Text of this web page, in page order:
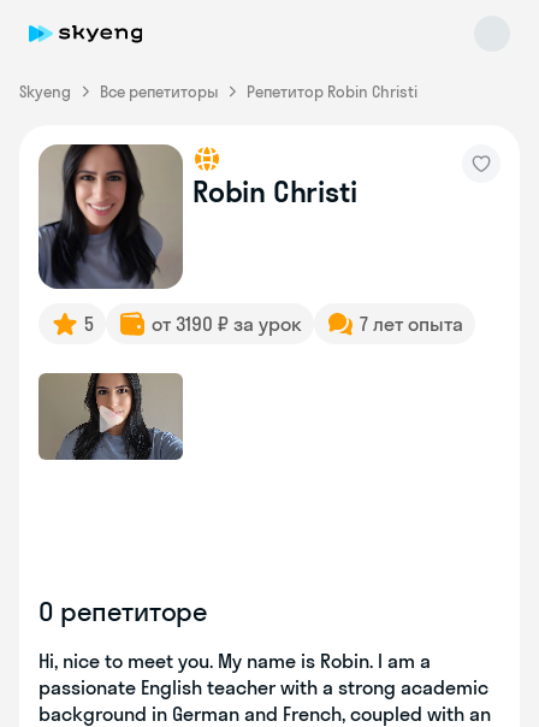
Skyeng Все репетиторы Репетитор Robin Christi
Robin Christi
5 от 3190 ₽ за урок 7 лет опыта
О репетиторе
Hi, nice to meet you. My name is Robin. I am a
passionate English teacher with a strong academic
background in German and French, coupled with an
Skyeng Chat
online